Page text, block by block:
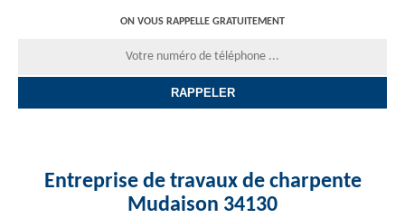
ON VOUS RAPPELLE GRATUITEMENT
Entreprise de travaux de charpente
Mudaison 34130